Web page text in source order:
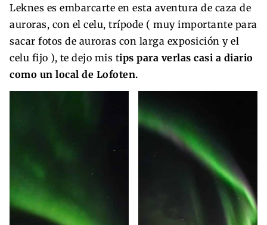
Leknes es embarcarte en esta aventura de caza de
auroras, con el celu, trípode ( muy importante para
sacar fotos de auroras con larga exposición y el
celu fijo ), te dejo mis tips para verlas casi a diario
como un local de Lofoten.